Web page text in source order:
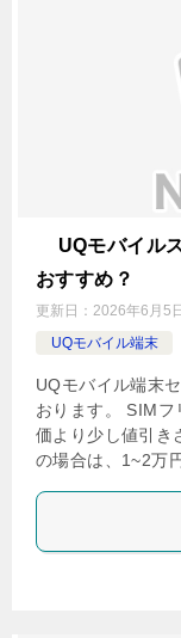
UQモバイル
おすすめ？
更新日： 2026年6月5
UQモバイル端末
UQモバイル端末
おります。 SIM
価より少し値引き
の場合は、1~2万